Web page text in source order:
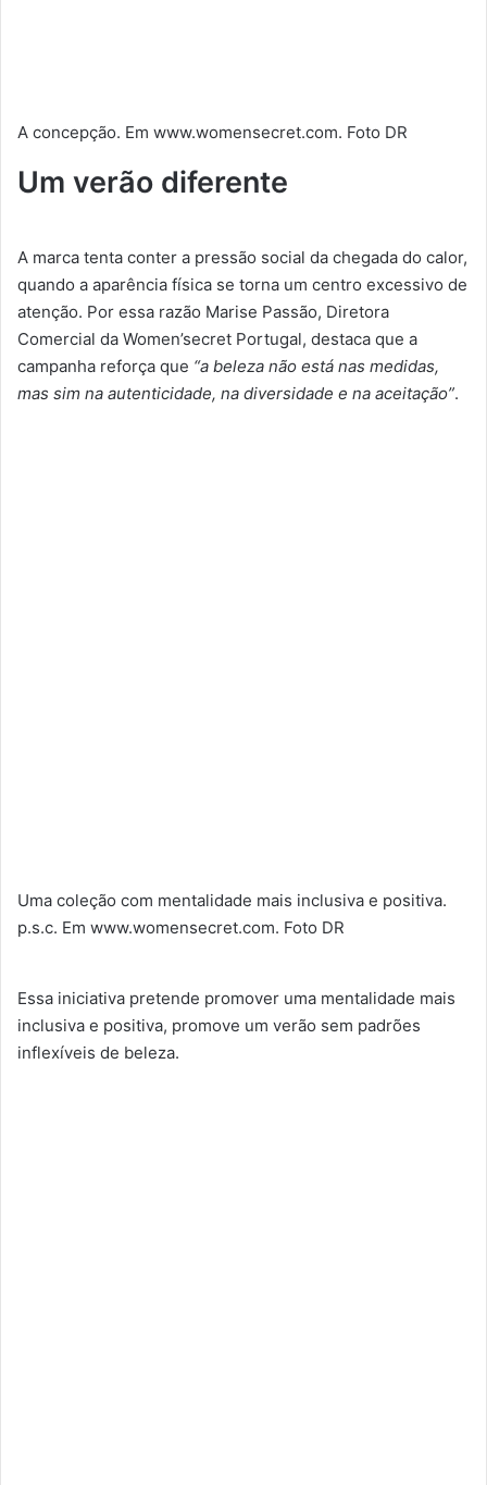
A concepção. Em www.womensecret.com. Foto DR
Um verão diferente
A marca tenta conter a pressão social da chegada do calor,
quando a aparência física se torna um centro excessivo de
atenção. Por essa razão Marise Passão, Diretora
Comercial da Women’secret Portugal, destaca que a
campanha reforça que “a beleza não está nas medidas,
mas sim na autenticidade, na diversidade e na aceitação”.
Uma coleção com mentalidade mais inclusiva e positiva.
p.s.c. Em www.womensecret.com. Foto DR
Essa iniciativa pretende promover uma mentalidade mais
inclusiva e positiva, promove um verão sem padrões
inflexíveis de beleza.